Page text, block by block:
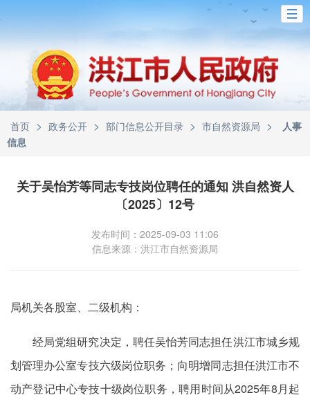
首页 > 政务公开 > 部门信息公开目录 > 市自然资源局 >
人事
信息
关于吴怡芳等同志专技岗位聘任的通知 洪自然资人
〔2025〕12号
发布时间：2025-09-03 11:06
信息来源：洪江市自然资源局
局机关各股室、二级机构：
经局党组研究决定，聘任吴怡芳同志担任洪江市城乡规
划管理办公室专技六级岗位职务；向明增同志担任洪江市不
动产登记中心专技十级岗位职务，聘用时间从2025年8月起